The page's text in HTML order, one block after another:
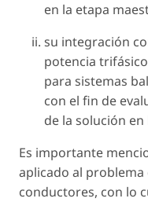
en la etapa
su integración
potencia
para sistemas
con el fin de
de la solución en
Es importante
aplicado al
conductores, con lo